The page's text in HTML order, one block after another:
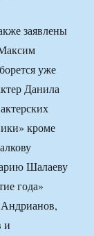
заявлены
уже
Данила
кроме
Шалаеву
года»
и